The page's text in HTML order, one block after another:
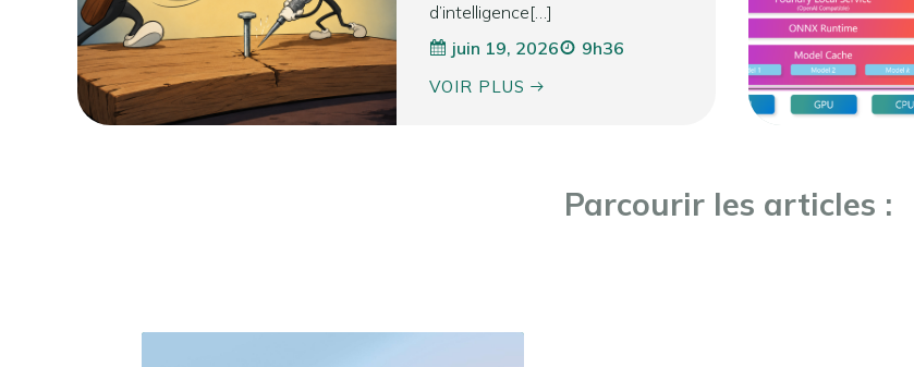
d’intelligence[…]
juin 19, 2026
9h36
VOIR PLUS
Parcourir les articles :